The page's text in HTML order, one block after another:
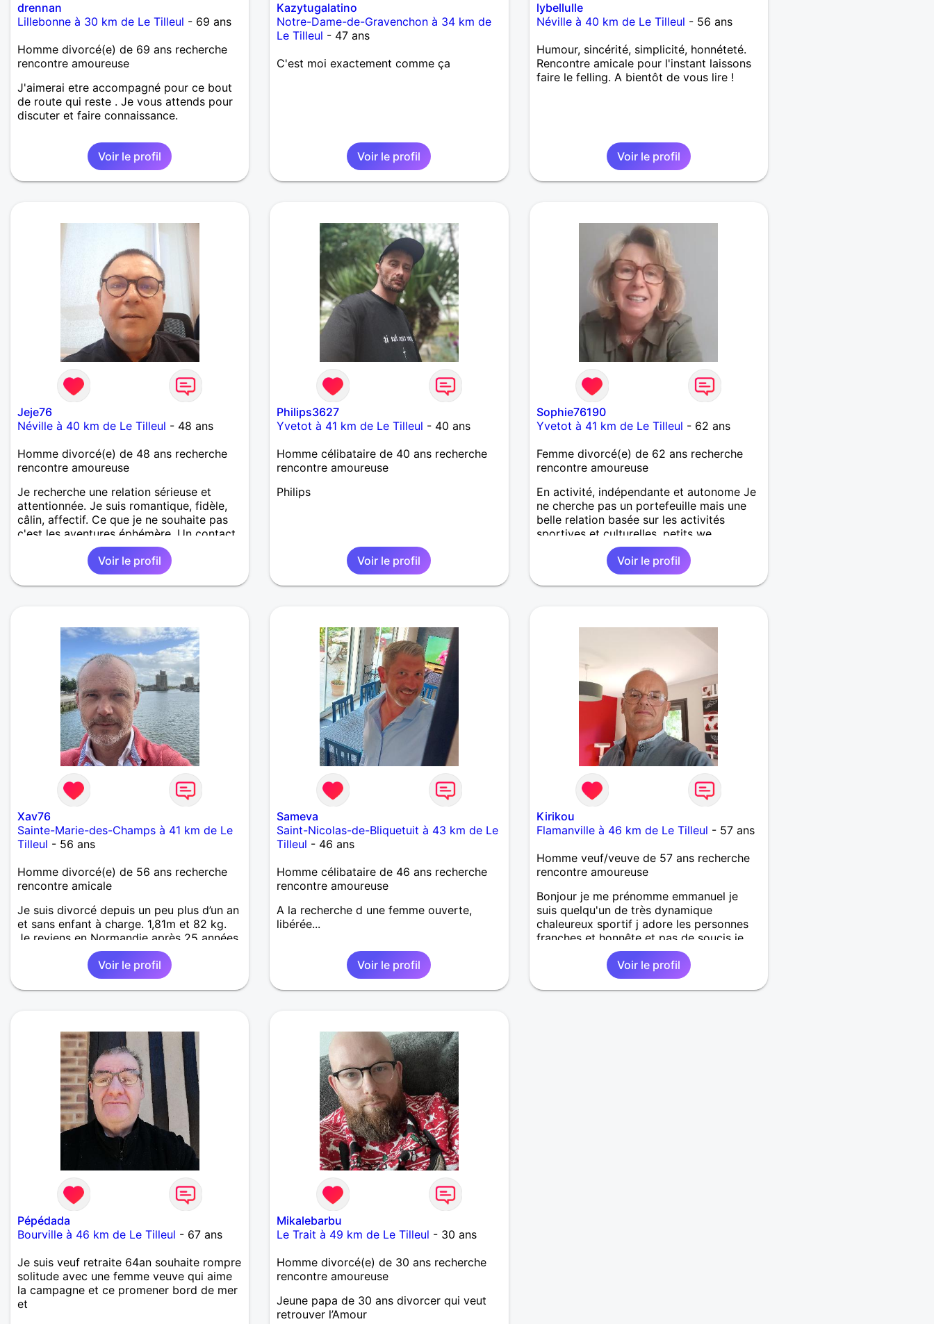
drennan
Lillebonne à 30 km de Le Tilleul - 69 ans
Homme divorcé(e) de 69 ans recherche
rencontre amoureuse
J'aimerai etre accompagné pour ce bout
de route qui reste . Je vous attends pour
discuter et faire connaissance.
Voir le profil
Kazytugalatino
Notre-Dame-de-Gravenchon à 34 km de
Le Tilleul - 47 ans
C'est moi exactement comme ça
Voir le profil
lybellulle
Néville à 40 km de Le Tilleul - 56 ans
Humour, sincérité, simplicité, honnéteté.
Rencontre amicale pour l'instant laissons
faire le felling. A bientôt de vous lire !
Voir le profil
Jeje76
Néville à 40 km de Le Tilleul - 48 ans
Homme divorcé(e) de 48 ans recherche
rencontre amoureuse
Je recherche une relation sérieuse et
attentionnée. Je suis romantique, fidèle,
câlin, affectif. Ce que je ne souhaite pas
c'est les aventures éphémère. Un contact
face à face et plus souhaite.
Voir le profil
Philips3627
Yvetot à 41 km de Le Tilleul - 40 ans
Homme célibataire de 40 ans recherche
rencontre amoureuse
Philips
Voir le profil
Sophie76190
Yvetot à 41 km de Le Tilleul - 62 ans
Femme divorcé(e) de 62 ans recherche
rencontre amoureuse
En activité, indépendante et autonome Je
ne cherche pas un portefeuille mais une
belle relation basée sur les activités
sportives et culturelles, petits we,
moments de partage, une réelle
complicité partagée Je pratique le footing
la randonnée le longe côtes Rire,
communiquer, se donner mutuellement du
Retrouvons nous autour d'un verre de
chablis afin de faire connaissance ?
Voir le profil
Xav76
Sainte-Marie-des-Champs à 41 km de Le
Tilleul - 56 ans
Homme divorcé(e) de 56 ans recherche
rencontre amicale
Je suis divorcé depuis un peu plus d’un an
et sans enfant à charge. 1,81m et 82 kg.
Je reviens en Normandie après 25 années.
Je recherche une relation suivie sans
pression et dans la simplicité. Mes loisirs
sont souvent balade et visite de
monuments. Pas fan de toute vulgarité,
Voir le profil
Sameva
Saint-Nicolas-de-Bliquetuit à 43 km de Le
Tilleul - 46 ans
Homme célibataire de 46 ans recherche
rencontre amoureuse
A la recherche d une femme ouverte,
libérée...
Voir le profil
Kirikou
Flamanville à 46 km de Le Tilleul - 57 ans
Homme veuf/veuve de 57 ans recherche
rencontre amoureuse
Bonjour je me prénomme emmanuel je
suis quelqu'un de très dynamique
chaleureux sportif j adore les personnes
franches et honnête et pas de soucis je
suis veuf depuis un certain temps et j
espère trouver un deuxième chapitre à ma
vie la première aura duré 4o ans c est peu
dire
Voir le profil
Pépédada
Bourville à 46 km de Le Tilleul - 67 ans
Je suis veuf retraite 64an souhaite rompre
solitude avec une femme veuve qui aime
la campagne et ce promener bord de mer
et
Mikalebarbu
Le Trait à 49 km de Le Tilleul - 30 ans
Homme divorcé(e) de 30 ans recherche
rencontre amoureuse
Jeune papa de 30 ans divorcer qui veut
retrouver l’Amour